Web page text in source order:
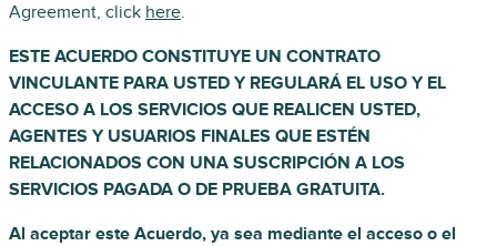
Agreement, click here.
ESTE ACUERDO CONSTITUYE UN CONTRATO
VINCULANTE PARA USTED Y REGULARÁ EL USO Y EL
ACCESO A LOS SERVICIOS QUE REALICEN USTED,
AGENTES Y USUARIOS FINALES QUE ESTÉN
RELACIONADOS CON UNA SUSCRIPCIÓN A LOS
SERVICIOS PAGADA O DE PRUEBA GRATUITA.
Al aceptar este Acuerdo, ya sea mediante el acceso o el